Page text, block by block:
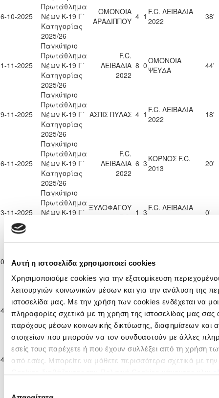
Αυτή η ιστοσελίδα χρησιμοποιεί cookies
Χρησιμοποιούμε cookies για την εξατομίκευση
λειτουργιών κοινωνικών μέσων και για την ανάλυση της
ιστοσελίδα μας. Με την χρήση των cookies ενδέχεται να
πληροφορίες σχετικά με τη χρήση της ιστοσελίδας μας
παρόχους μέσων κοινωνικής δικτύωσης, διαφημίσεων και
στοιχείων που μπορούν να τον συνδυαστούν με άλλες
εσείς τους παρέχετε ή που έχουν συλλέξει από τη χρήση
από εσάς. Μπορείτε να μάθετε περισσότερα σχετικά με
10-2025
Πρωτάθλημα
Νέων Κ-19 Γ΄
Κατηγορίας
2025/26
ΟΜΟΝΟΙΑ
ΑΡΑΔΙΠΠΟΥ 4 1 F.C. ΛΕΙΒΑΔΙΑ
2022
38'
11-2025
Παγκύπριο
Πρωτάθλημα
Νέων Κ-19 Γ΄
Κατηγορίας
2025/26
F.C.
ΛΕΙΒΑΔΙΑ
2022
8 0ΟΜΟΝΟΙΑ
ΨΕΥΔΑ
44'
11-2025
Παγκύπριο
Πρωτάθλημα
Νέων Κ-19 Γ΄
Κατηγορίας
2025/26
ΑΣΠΙΣ ΠΥΛΑΣ 4 1 F.C. ΛΕΙΒΑΔΙΑ
2022
18'
11-2025
Παγκύπριο
Πρωτάθλημα
Νέων Κ-19 Γ΄
Κατηγορίας
2025/26
F.C.
ΛΕΙΒΑΔΙΑ
2022
6 3 ΚΟΡΝΟΣ F.C.
2013
20'
11-2025
Παγκύπριο
Πρωτάθλημα
Νέων Κ-19 Γ΄ ΞΥΛΟΦΑΓΟΥ
F.C.
1 3 F.C. ΛΕΙΒΑΔΙΑ
0'
11-2025
Παγκύπριο
Νέων Κ-19 Γ΄
2025/26
ΛΕΙΒΑΔΙΑ 2 3ΛΑΤΣΙΩΝ
12-2025
Παγκύπριο
Πρωτάθλημα
Νέων Κ-19 Γ΄
Κατηγορίας
2025/26
Ε. Ν. ΘΟΙ
ΛΑΚΑΤΑΜΙΑΣ12 0F.C. ΛΕΙΒΑΔΙΑ
2022
90'
01-2026
Παγκύπριο
Πρωτάθλημα
Νέων Κ-19 Γ΄
ΑΣΙΛ ΛΥΣΗΣ 0 3 F.C. ΛΕΙΒΑΔΙΑ
2022
11'